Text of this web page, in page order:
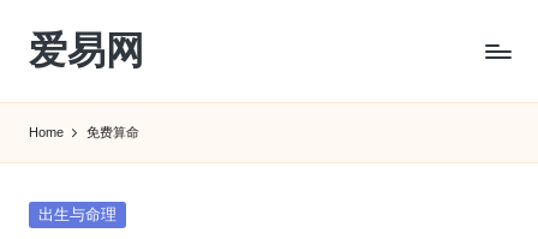
Skip
content
爱易网
转
农
Home 免费算命
Posted
出生与命理